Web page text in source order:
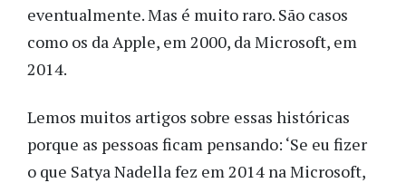
eventualmente. Mas é muito raro. São casos
como os da Apple, em 2000, da Microsoft, em
2014.
Lemos muitos artigos sobre essas históricas
porque as pessoas ficam pensando: ‘Se eu fizer
o que Satya Nadella fez em 2014 na Microsoft,